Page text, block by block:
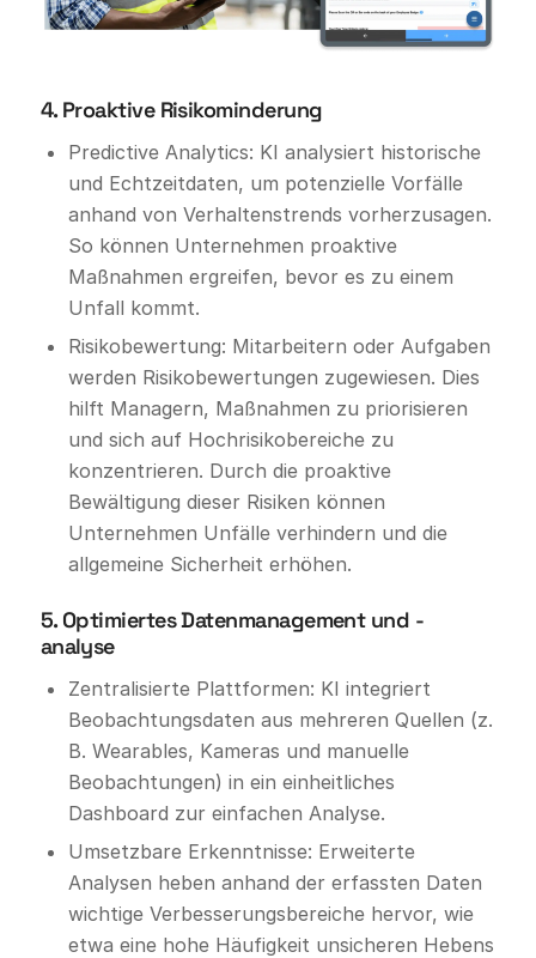
4. Proaktive Risikominderung
Predictive Analytics: KI analysiert historische
und Echtzeitdaten, um potenzielle Vorfälle
anhand von Verhaltenstrends vorherzusagen.
So können Unternehmen proaktive
Maßnahmen ergreifen, bevor es zu einem
Unfall kommt.
Risikobewertung: Mitarbeitern oder Aufgaben
werden Risikobewertungen zugewiesen. Dies
hilft Managern, Maßnahmen zu priorisieren
und sich auf Hochrisikobereiche zu
konzentrieren. Durch die proaktive
Bewältigung dieser Risiken können
Unternehmen Unfälle verhindern und die
allgemeine Sicherheit erhöhen.
5. Optimiertes Datenmanagement und -
analyse
Zentralisierte Plattformen: KI integriert
Beobachtungsdaten aus mehreren Quellen (z.
B. Wearables, Kameras und manuelle
Beobachtungen) in ein einheitliches
Dashboard zur einfachen Analyse.
Umsetzbare Erkenntnisse: Erweiterte
Analysen heben anhand der erfassten Daten
wichtige Verbesserungsbereiche hervor, wie
etwa eine hohe Häufigkeit unsicheren Hebens